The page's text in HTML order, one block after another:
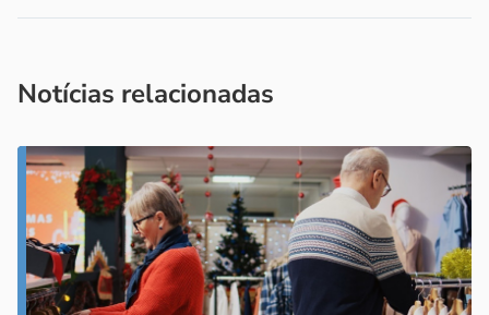
Notícias relacionadas